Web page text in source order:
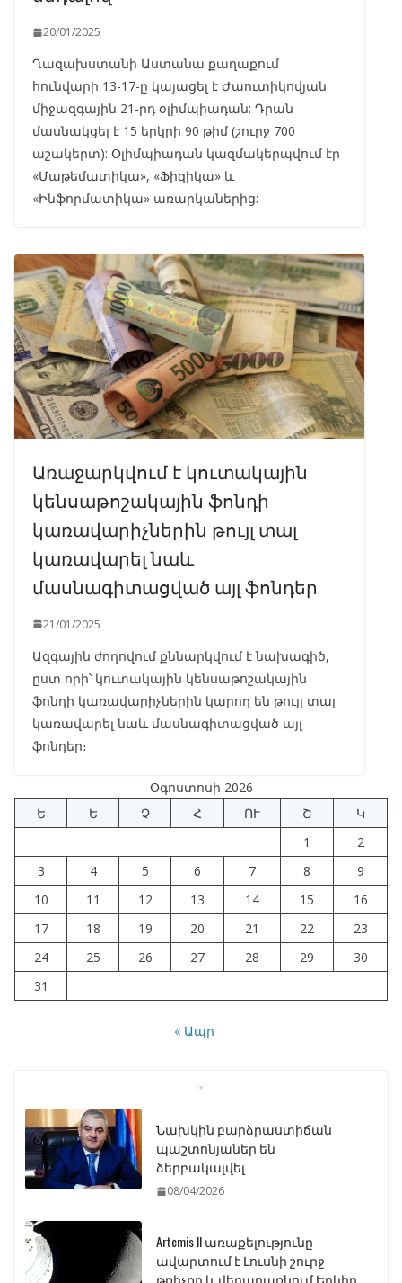
20/01/2025
Ղազախստանի Աստանա քաղաքում
հունվարի 13-17-ը կայացել է Ժաուտիկովյան
միջազգային 21-րդ օլիմպիադան: Դրան
մասնակցել է 15 երկրի 90 թիմ (շուրջ 700
աշակերտ): Օլիմպիադան կազմակերպվում էր
«Մաթեմատիկա», «Ֆիզիկա» և
«Ինֆորմատիկա» առարկաներից:
Առաջարկվում է կուտակային
կենսաթոշակային ֆոնդի
կառավարիչներին թույլ տալ
կառավարել նաև
մասնագիտացված այլ ֆոնդեր
21/01/2025
Ազգային ժողովում քննարկվում է նախագիծ,
ըստ որի՝ կուտակային կենսաթոշակային
ֆոնդի կառավարիչներին կարող են թույլ տալ
կառավարել նաև մասնագիտացված այլ
ֆոնդեր։
Օգոստոսի 2026
Ե
Ե Չ Հ ՈՒ Շ
Կ
1
2
3
4 5 6 7 8
9
10
11 12 13 14 15
16
17
18 19 20 21 22
23
24
25 26 27 28 29
30
31
« Ապր
Նախկին բարձրաստիճան
պաշտոնյաներ են
ձերբակալվել
08/04/2026
Artemis II առաքելությունը
ավարտում է Լուսնի շուրջ
թռիչքը և վերադառնում Երկիր